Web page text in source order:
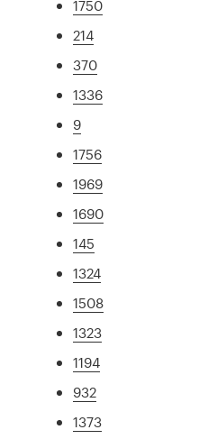
1750
214
370
1336
9
1756
1969
1690
145
1324
1508
1323
1194
932
1373